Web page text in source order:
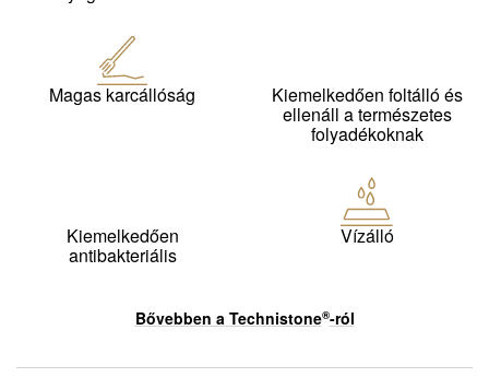
Magas karcállóság Kiemelkedően foltálló és
ellenáll a természetes
folyadékoknak
Kiemelkedően
antibakteriális
Vízálló
Bővebben a Technistone®-ról